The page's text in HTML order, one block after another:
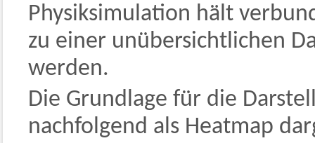
Physiksimulation hält
zu einer unübersichtlichen
werden.
Die Grundlage für die
nachfolgend als Heatmap